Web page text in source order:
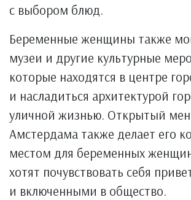
с выбором блюд.
Беременные женщины также
музеи и другие культурные
которые находятся в центре
и насладиться архитектурой
уличной жизнью. Открытый
Амстердама также делает его
местом для беременных
хотят почувствовать себя
и включенными в общество.